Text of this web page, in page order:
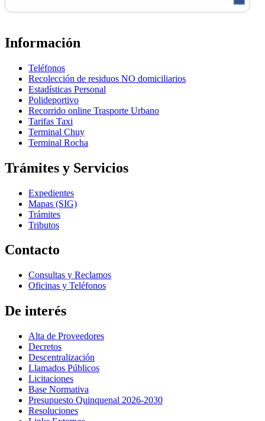
Información
Teléfonos
Recolección de residuos NO domiciliarios
Estadísticas Personal
Polideportivo
Recorrido online Trasporte Urbano
Tarifas Taxi
Terminal Chuy
Terminal Rocha
Trámites y Servicios
Expedientes
Mapas (SIG)
Trámites
Tributos
Contacto
Consultas y Reclamos
Oficinas y Teléfonos
De interés
Alta de Proveedores
Decretos
Descentralización
Llamados Públicos
Licitaciones
Base Normativa
Presupuesto Quinquenal 2026-2030
Resoluciones